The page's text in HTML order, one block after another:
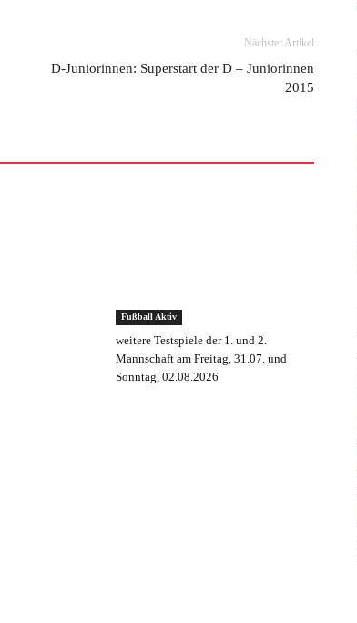
Nächster Artikel
D-Juniorinnen: Superstart der D – Juniorinnen
2015
Fußball Aktiv
weitere Testspiele der 1. und 2.
Mannschaft am Freitag, 31.07. und
Sonntag, 02.08.2026